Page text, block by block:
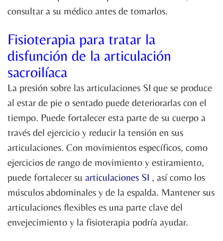
consultar a su médico antes de tomarlos.
Fisioterapia para tratar la
disfunción de la articulación
sacroilíaca
La presión sobre las articulaciones SI que se produce
al estar de pie o sentado puede deteriorarlas con el
tiempo. Puede fortalecer esta parte de su cuerpo a
través del ejercicio y reducir la tensión en sus
articulaciones. Con movimientos específicos, como
ejercicios de rango de movimiento y estiramiento,
puede fortalecer su articulaciones SI , así como los
músculos abdominales y de la espalda. Mantener sus
articulaciones flexibles es una parte clave del
envejecimiento y la fisioterapia podría ayudar.